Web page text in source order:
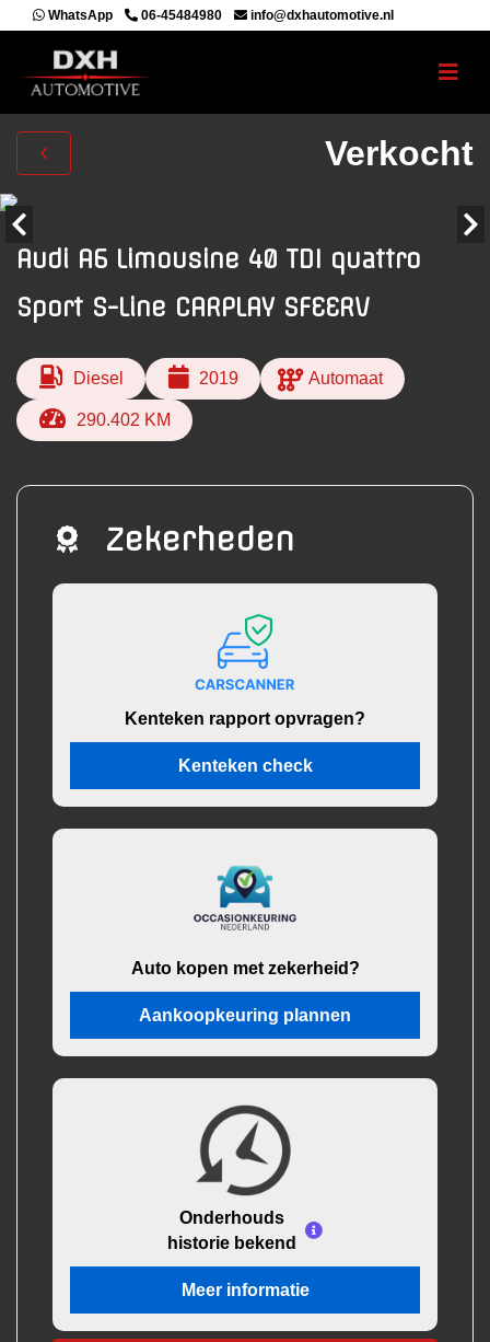
WhatsApp 06-45484980 info@dxhautomotive.nl
Verkocht
Audi A6 Limousine 40 TDI quattro
Sport S-Line CARPLAY SFEERV
Diesel 2019 Automaat
290.402 KM
Zekerheden
Kenteken rapport opvragen?
Kenteken check
Auto kopen met zekerheid?
Aankoopkeuring plannen
Onderhouds
historie bekend
Meer informatie